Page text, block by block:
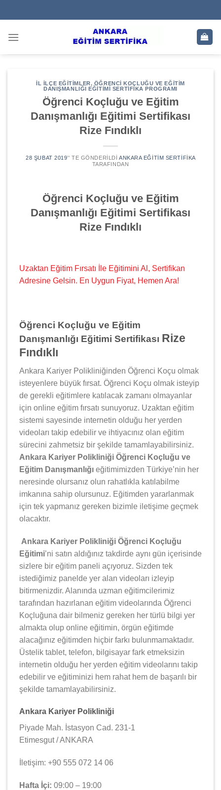
to
İL İLÇE EĞITIMLER, ÖĞRENCI KOÇLUĞU VE EĞITIM
DANIŞMANLIĞI EĞITIMI SERTIFIKA PROGRAMI
Öğrenci Koçluğu ve Eğitim
Danışmanlığı Eğitimi Sertifikası
Rize Fındıklı
28 ŞUBAT 2019’' TE GÖNDERILDI ANKARA EĞITIM SERTIFIKA
TARAFINDAN
Öğrenci Koçluğu ve Eğitim
Danışmanlığı Eğitimi Sertifikası
Rize Fındıklı
Uzaktan Eğitim Fırsatı İle Eğitimini Al, Sertifikan
Adresine Gelsin. En Uygun Fiyat, Hemen Ara!
Öğrenci Koçluğu ve Eğitim
Danışmanlığı Eğitimi Sertifikası Rize
Fındıklı
Ankara Kariyer Polikliniğinden Öğrenci Koçu olmak
isteyenlere büyük fırsat. Öğrenci Koçu olmak isteyip
de gerekli eğitimlere katılacak zamanı olmayanlar
için online eğitim fırsatı sunuyoruz. Uzaktan eğitim
sistemi sayesinde internetin olduğu her yerden
videoları takip edebilir ve ihtiyacınız olan eğitim
sürecini zahmetsiz bir şekilde tamamlayabilirsiniz.
Ankara Kariyer Polikliniği Öğrenci Koçluğu ve
Eğitim Danışmanlığı eğitimimizden Türkiye’nin her
neresinde olursanız olun rahatlıkla katılabilme
imkanına sahip olursunuz. Eğitimden yararlanmak
için tek yapmanız gereken bizimle iletişime geçmek
olacaktır.
Ankara Kariyer Polikliniği Öğrenci Koçluğu
Eğitimi’ni satın aldığınız takdirde aynı gün içerisinde
sizlere bir eğitim paneli açıyoruz. Sizden tek
istediğimiz panelde yer alan videoları izleyip
bitirmenizdir. Alanında uzman eğitimcilerimiz
tarafından hazırlanan eğitim videolarında Öğrenci
Koçluğuna dair bilmeniz gereken her türlü bilgi yer
almakta olup online eğitimin, örgün eğitimde
alacağınız eğitimden hiçbir farkı bulunmamaktadır.
Üstelik tablet, telefon, bilgisayar fark etmeksizin
internetin olduğu her yerden eğitim videolarını takip
edebilir ve eğitiminizi hem rahat hem de başarılı bir
şekilde tamamlayabilirsiniz.
Ankara Kariyer Polikliniği
Piyade Mah. İstasyon Cad. 231-1
Etimesgut / ANKARA
İletişim: +90 555 072 14 06
Hafta İçi: 09:00 – 19:00